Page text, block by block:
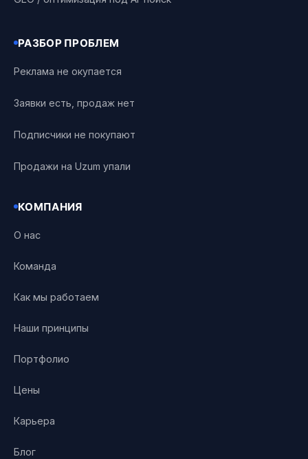
РАЗБОР ПРОБЛЕМ
Реклама не окупается
Заявки есть, продаж нет
Подписчики не покупают
Продажи на Uzum упали
КОМПАНИЯ
О нас
Команда
Как мы работаем
Наши принципы
Портфолио
Цены
Карьера
Блог